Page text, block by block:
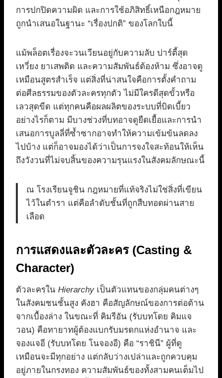
การปกปิดความผิด และการใช้อภิสิทธิ์เหนือกฎหมาย
ถูกนำเสนอในฐานะ “เรื่องปกติ” ของโลกใบนี้
แม้พล็อตเรื่องจะวนเวียนอยู่กับความลับ ปาร์ตี้สุด
เหวี่ยง ยาเสพติด และความสัมพันธ์ต้องห้าม ซึ่งอาจดู
เหมือนสูตรสำเร็จ แต่สิ่งที่น่าสนใจคือการตั้งคำถาม
ต่อศีลธรรมของตัวละครทุกตัว ไม่มีใครดีสุดขั้วหรือ
เลวสุดขีด แต่ทุกคนคือผลผลิตของระบบที่บิดเบี้ยว
อย่างไรก็ตาม มีบางช่วงที่บทอาจดูยืดเยื้อและการนำ
เสนอการบูลลี่ที่ซ้ำซากอาจทำให้ความเข้มข้นลดลง
ไปบ้าง แต่ก็อาจมองได้ว่าเป็นการจงใจสะท้อนให้เห็น
ถึงวังวนที่ไม่จบสิ้นของความรุนแรงในสังคมลักษณะนี้
ณ โรงเรียนจูชิน กฎหมายที่แท้จริงไม่ใช่สิ่งที่เขียน
ไว้ในตำรา แต่คือลำดับชั้นที่ถูกสืบทอดผ่านสาย
เลือด
การแสดงและตัวละคร (Casting &
Character)
ตัวละครใน Hierarchy เป็นตัวแทนของกลุ่มคนต่างๆ
ในสังคมชนชั้นสูง คังฮา คือสัญลักษณ์ของการต่อต้าน
จากเบื้องล่าง ในขณะที่ คิมรีอัน (รับบทโดย คิมแจ
วอน) คือทายาทผู้ต้องแบกรับมรดกแห่งอำนาจ และ
จองแจอี (รับบทโดย โนจองอี) คือ “ราชินี” ผู้ที่ดู
เหมือนจะมีทุกอย่าง แต่กลับว่างเปล่าและถูกควบคุม
อยู่ภายในกรงทอง ความสัมพันธ์ของทั้งสามคนเต็มไป